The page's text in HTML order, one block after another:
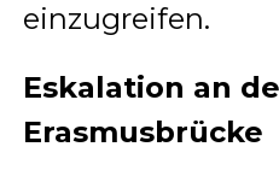
einzugreifen.
Eskalation an
Erasmusbrücke